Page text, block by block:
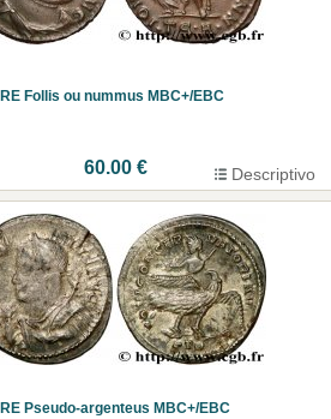
Follis ou nummus MBC+/EBC
60.00 € Descriptivo
Pseudo-argenteus MBC+/EBC